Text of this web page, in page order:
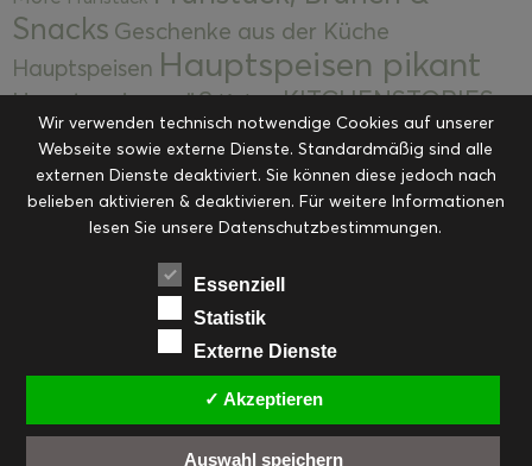
Snacks Geschenke aus der Küche
Hauptspeisen Hauptspeisen pikant
Hauptspeisen süßKekseKITCHENSTORIES
Kuchen, Torten & Desserts Kuchen und
Desserts Kulinarik Kulinarische Mitbringsel &
Eingemachtes Ohne Kategorie Ostern Resteküche
RezepteSaisonalSliderStartseite
Suppen, Salate & Vorspeisen
Vorspeisen, Salate & Suppen
Weihnachten Workshops & Events
Wir verwenden technisch notwendige Cookies auf unserer
Webseite sowie externe Dienste. Standardmäßig sind alle
externen Dienste deaktiviert. Sie können diese jedoch nach
belieben aktivieren & deaktivieren. Für weitere Informationen
lesen Sie unsere Datenschutzbestimmungen.
Essenziell
Statistik
Externe Dienste
✓ Akzeptieren
Auswahl speichern